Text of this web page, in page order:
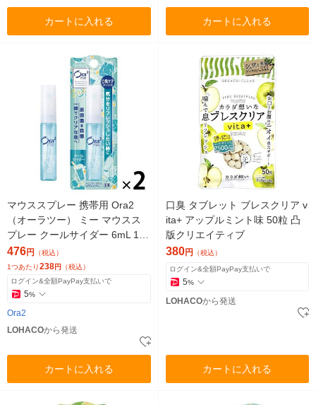
カートに入れる カートに入れる
マウススプレー 携帯用 Ora2
（オーラツー） ミー マウスス
プレー クールサイダー 6mL 1セ
ット（2本）サンスター 口臭 ト
ラベル
476円 （税込）
1つあたり238円 （税込）
ログイン&全額PayPay支払いで
5%
Ora2
LOHACOから発送
カートに入れる
口臭 タブレット ブレスクリア v
ita+ アップルミント味 50粒 凸
版クリエイティブ
380円 （税込）
ログイン&全額PayPay支払いで
5%
LOHACOから発送
カートに入れる